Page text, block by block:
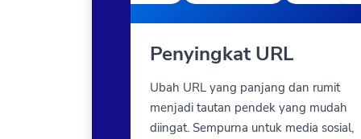
Penyingkat URL
Ubah URL yang panjang dan rumit
menjadi tautan pendek yang mudah
diingat. Sempurna untuk media sosial,